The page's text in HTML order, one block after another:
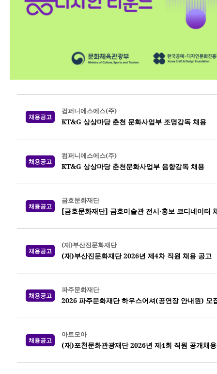
채용공고
컴퍼니에스에스(주)
KT&G 상상마당 춘천 문화사업부 조명감독 채용
채용공고
컴퍼니에스에스(주)
KT&G 상상마당 춘천문화사업부 음향감독 채용
채용공고
금호문화재단
[금호문화재단] 금호미술관 전시·홍보 코디네이터
채용공고
(재)부산진문화재단
(재)부산진문화재단 2026년 제4차 직원 채용 공고
채용공고
파주문화재단
2026 파주문화재단 하우스어셔(공연장 안내원) 모
채용공고
아트모아
(재)포천문화관광재단 2026년 제4회 직원 공개채